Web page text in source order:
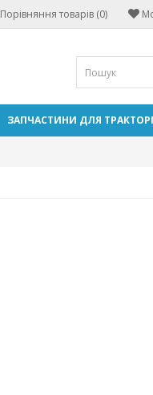
Порівняння товарів (0)
ЗАПЧАСТИНИ ДЛЯ